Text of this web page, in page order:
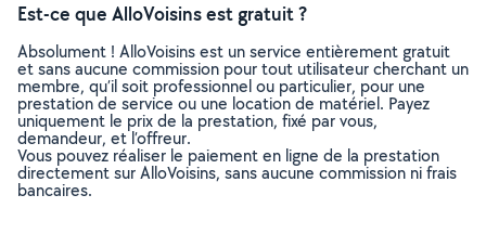
Est-ce que AlloVoisins est gratuit ?
Absolument ! AlloVoisins est un service entièrement gratuit
et sans aucune commission pour tout utilisateur cherchant un
membre, qu’il soit professionnel ou particulier, pour une
prestation de service ou une location de matériel. Payez
uniquement le prix de la prestation, fixé par vous,
demandeur, et l’offreur.
Vous pouvez réaliser le paiement en ligne de la prestation
directement sur AlloVoisins, sans aucune commission ni frais
bancaires.